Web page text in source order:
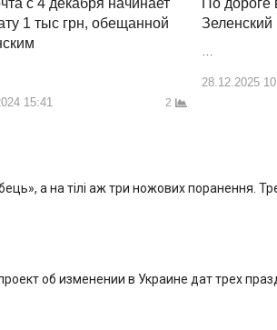
с 4 декабря начинает
1 тыс грн, обещанной
15:41 2
По
Зеленский
…
28.12.2025
а на тілі аж три ножових поранення.
об изменении в Украине дат трех